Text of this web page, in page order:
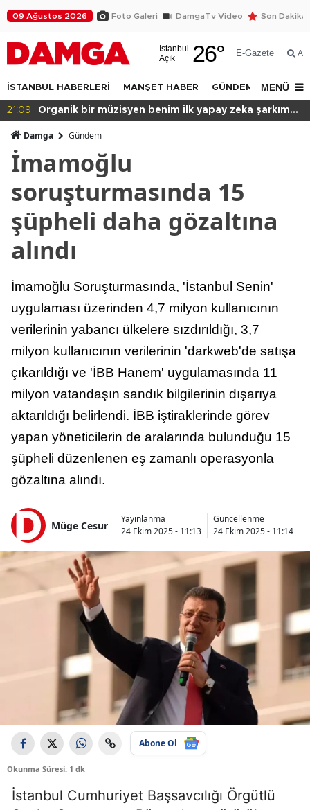
09 Ağustos 2026 Foto Galeri DamgaTv Video Son Dakika
İstanbul
Açık
26° E-Gazete Ara
İSTANBUL HABERLERİ MANŞET HABER GÜNDEM DÜNYA
MENÜ
şarkım 20:49 Başkan var binası yok!
Damga Gündem
İmamoğlu
soruşturmasında 15
şüpheli daha gözaltına
alındı
İmamoğlu Soruşturmasında, 'İstanbul Senin'
uygulaması üzerinden 4,7 milyon kullanıcının
verilerinin yabancı ülkelere sızdırıldığı, 3,7
milyon kullanıcının verilerinin 'darkweb'de satışa
çıkarıldığı ve 'İBB Hanem' uygulamasında 11
milyon vatandaşın sandık bilgilerinin dışarıya
aktarıldığı belirlendi. İBB iştiraklerinde görev
yapan yöneticilerin de aralarında bulunduğu 15
şüpheli düzenlenen eş zamanlı operasyonla
gözaltına alındı.
Müge Cesur
Yayınlanma
24 Ekim 2025 - 11:13
Güncellenme
24 Ekim 2025 - 11:14
Abone Ol
Okunma Süresi: 1 dk
İstanbul Cumhuriyet Başsavcılığı Örgütlü